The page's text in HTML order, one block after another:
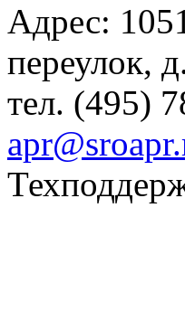
Адрес:
переулок,
тел. (495)